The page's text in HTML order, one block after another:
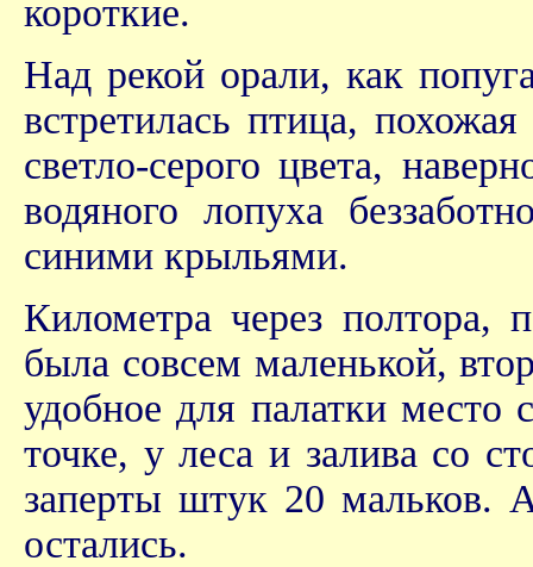
короткие.
Над рекой орали, как
встретилась птица,
светло-серого цвета,
водяного лопуха
синими крыльями.
Километра через полтора,
была совсем маленькой,
удобное для палатки место
точке, у леса и залива со
заперты штук 20 мальков.
остались.